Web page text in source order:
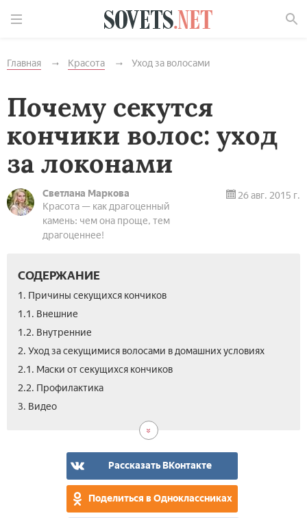
Главная Красота Уход за волосами
Почему секутся
кончики волос: уход
за локонами
Светлана Маркова
Красота — как драгоценный
камень: чем она проще, тем
драгоценнее!
26 авг. 2015 г.
СОДЕРЖАНИЕ
1. Причины секущихся кончиков
1.1. Внешние
1.2. Внутренние
2. Уход за секущимися волосами в домашних условиях
2.1. Маски от секущихся кончиков
2.2. Профилактика
3. Видео
Рассказать ВКонтакте
Поделиться в Одноклассниках